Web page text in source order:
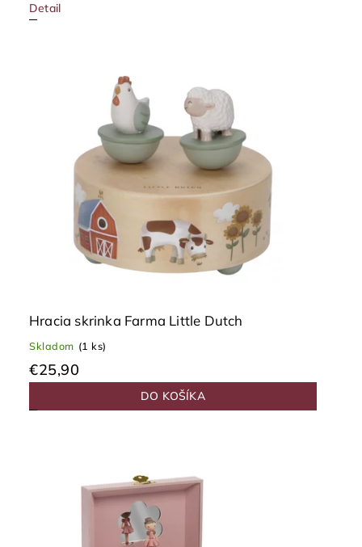
Detail
Hracia skrinka Farma Little Dutch
Skladom (1 ks)
€25,90
DO KOŠÍKA